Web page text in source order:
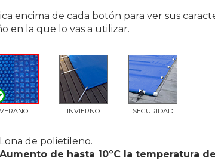
encima de cada botón para ver sus
en la que lo vas a utilizar.
VERANO INVIERNO SEGURIDAD
Lona de polietileno.
Aumento de hasta 10ºC la temperatura